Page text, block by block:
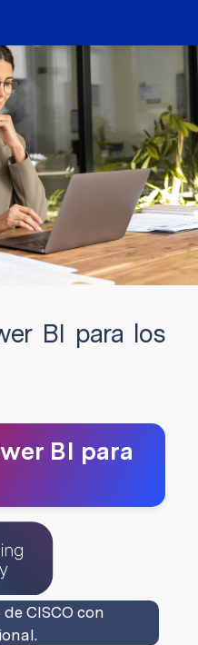
BI para los
BI para
CISCO con